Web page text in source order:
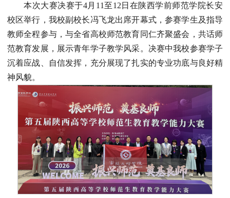
本次大赛决赛于4月11至12日在陕西学前师范学院长安
校区举行，我校副校长冯飞龙出席开幕式，参赛学生及指导
教师全程参与，与全省高校师范教育同仁齐聚盛会，共话师
范教育发展，展示青年学子教学风采。决赛中我校参赛学子
沉着应战、自信发挥，充分展现了扎实的专业功底与良好精
神风貌。